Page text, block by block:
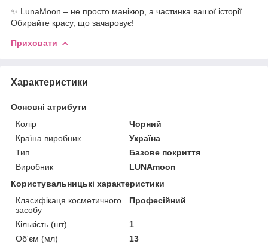
✨ LunaMoon – не просто манікюр, а частинка вашої історії.
Обирайте красу, що зачаровує!
Приховати
Характеристики
Основні атрибути
Колір
Чорний
Країна виробник
Україна
Тип
Базове покриття
Виробник
LUNAmoon
Користувальницькі характеристики
Класифікаця косметичного
засобу
Професійний
Кількість (шт)
1
Об'єм (мл)
13